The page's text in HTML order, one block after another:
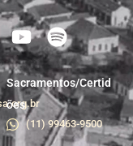
Sacramentos/Certid
ões
(11) 99463-9500